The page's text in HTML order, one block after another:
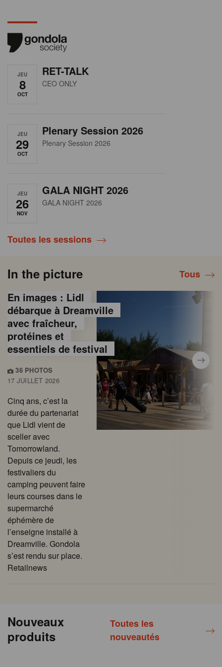
JEU
8
OCT
RET-TALK
CEO ONLY
JEU
29
OCT
Plenary Session 2026
Plenary Session 2026
JEU
26
NOV
GALA NIGHT 2026
GALA NIGHT 2026
Toutes les sessions
In the picture Tous
En images : Lidl
débarque à Dreamville
avec fraîcheur,
protéines et
essentiels de festival
36 PHOTOS
17 JUILLET 2026
Cinq ans, c’est la
durée du partenariat
que Lidl vient de
sceller avec
Tomorrowland.
Depuis ce jeudi, les
festivaliers du
camping peuvent faire
leurs courses dans le
supermarché
éphémère de
l’enseigne installé à
Dreamville. Gondola
s’est rendu sur place.
Retailnews
Nouveaux
produits
Toutes les
nouveautés